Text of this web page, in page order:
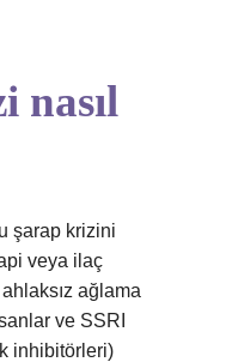
nasıl
şarap krizini
veya ilaç
ağlama
ve SSRI
inhibitörleri)